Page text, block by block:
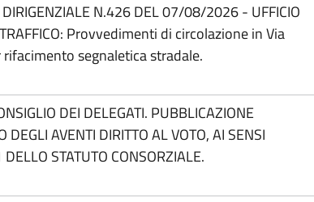
N.426 DEL 07/08/2026 - UFFICIO
Provvedimenti di circolazione in Via
segnaletica stradale.
DEI DELEGATI. PUBBLICAZIONE
DEGLI AVENTI DIRITTO AL VOTO, AI SENSI
STATUTO CONSORZIALE.